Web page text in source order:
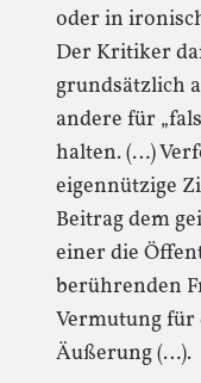
oder in
Der Kritiker
grundsätzlich
andere für
halten. (…)
eigennützige
Beitrag dem
einer die
berührenden
Vermutung für
Äußerung (…).